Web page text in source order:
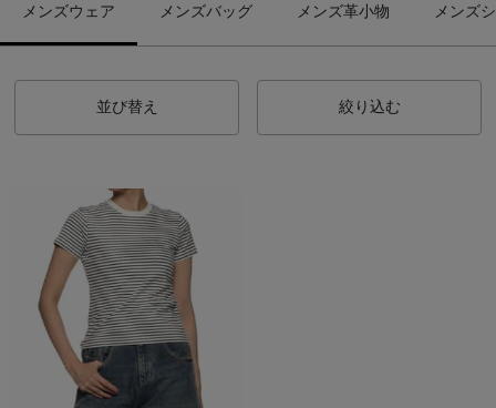
メンズウェア メンズバッグ メンズ革小物 メンズ
並び替え 絞り込む